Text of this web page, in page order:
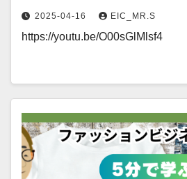
2025-04-16 EIC_MR.S
https://youtu.be/O00sGlMlsf4